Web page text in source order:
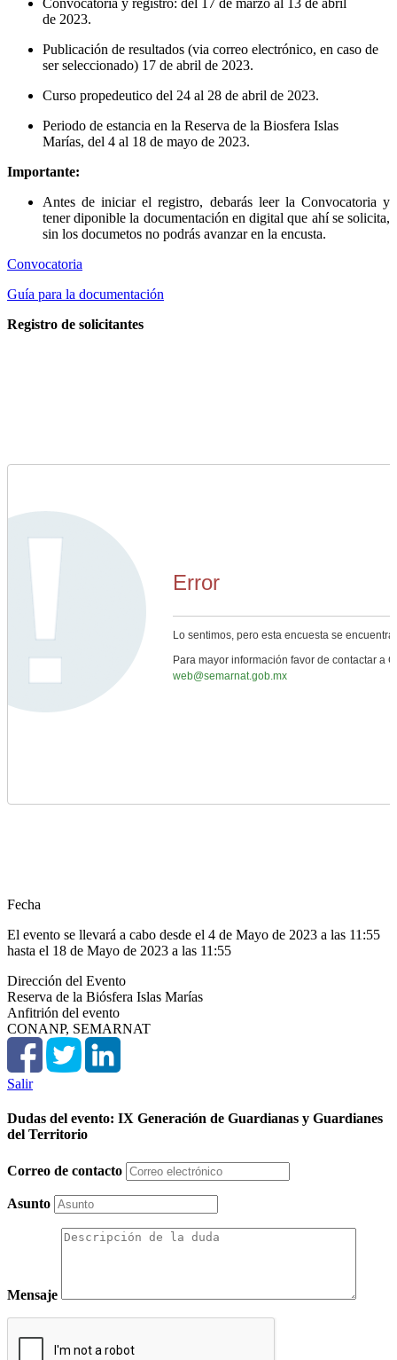
Convocatoria y registro: del 17 de marzo al 13 de abril
de 2023.
Publicación de resultados (via correo electrónico, en caso de
ser seleccionado) 17 de abril de 2023.
Curso propedeutico del 24 al 28 de abril de 2023.
Periodo de estancia en la Reserva de la Biosfera Islas
Marías, del 4 al 18 de mayo de 2023.
Importante:
Antes de iniciar el registro, debarás leer la Convocatoria y
tener diponible la documentación en digital que ahí se solicita,
sin los documetos no podrás avanzar en la encusta.
Convocatoria
Guía para la documentación
Registro de solicitantes
Fecha
El evento se llevará a cabo desde el 4 de Mayo de 2023 a las 11:55
hasta el 18 de Mayo de 2023 a las 11:55
Dirección del Evento
Reserva de la Biósfera Islas Marías
Anfitrión del evento
CONANP, SEMARNAT
Salir
Dudas del evento: IX Generación de Guardianas y Guardianes
del Territorio
Correo de contacto
Asunto
Mensaje